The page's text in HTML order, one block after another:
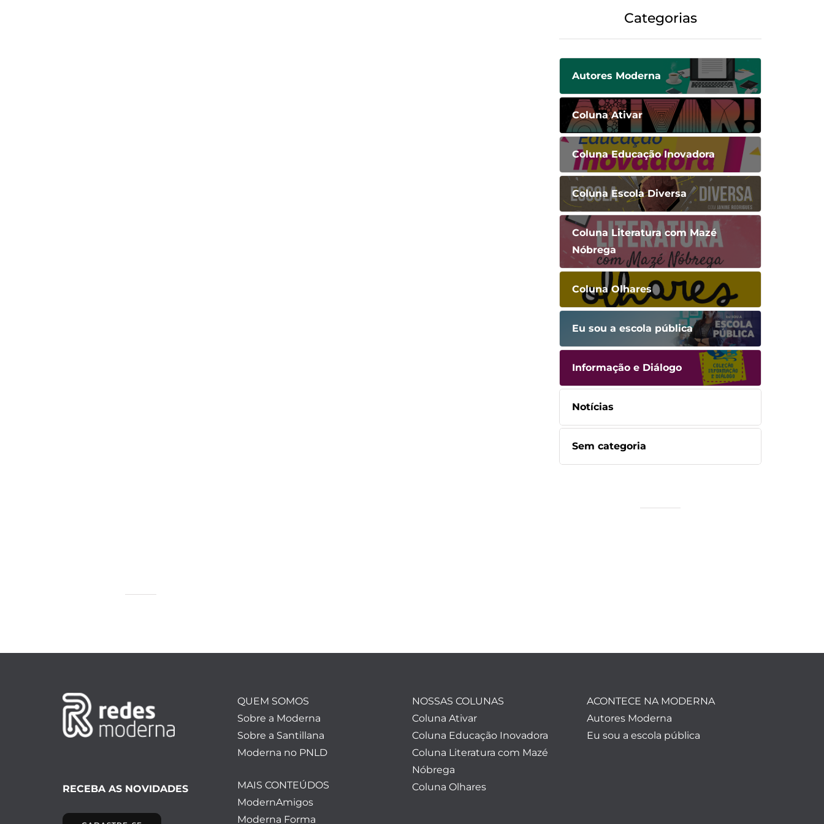
Categorias
Autores Moderna
Coluna Ativar
Coluna Educação Inovadora
Coluna Escola Diversa
Coluna Literatura com Mazé
Nóbrega
Coluna Olhares
Eu sou a escola pública
Informação e Diálogo
Notícias
Sem categoria
RECEBA AS NOVIDADES
QUEM SOMOS
Sobre a Moderna
Sobre a Santillana
Moderna no PNLD
MAIS CONTEÚDOS
ModernAmigos
Moderna Forma
NOSSAS COLUNAS
Coluna Ativar
Coluna Educação Inovadora
Coluna Literatura com Mazé
Nóbrega
Coluna Olhares
ACONTECE NA MODERNA
Autores Moderna
Eu sou a escola pública